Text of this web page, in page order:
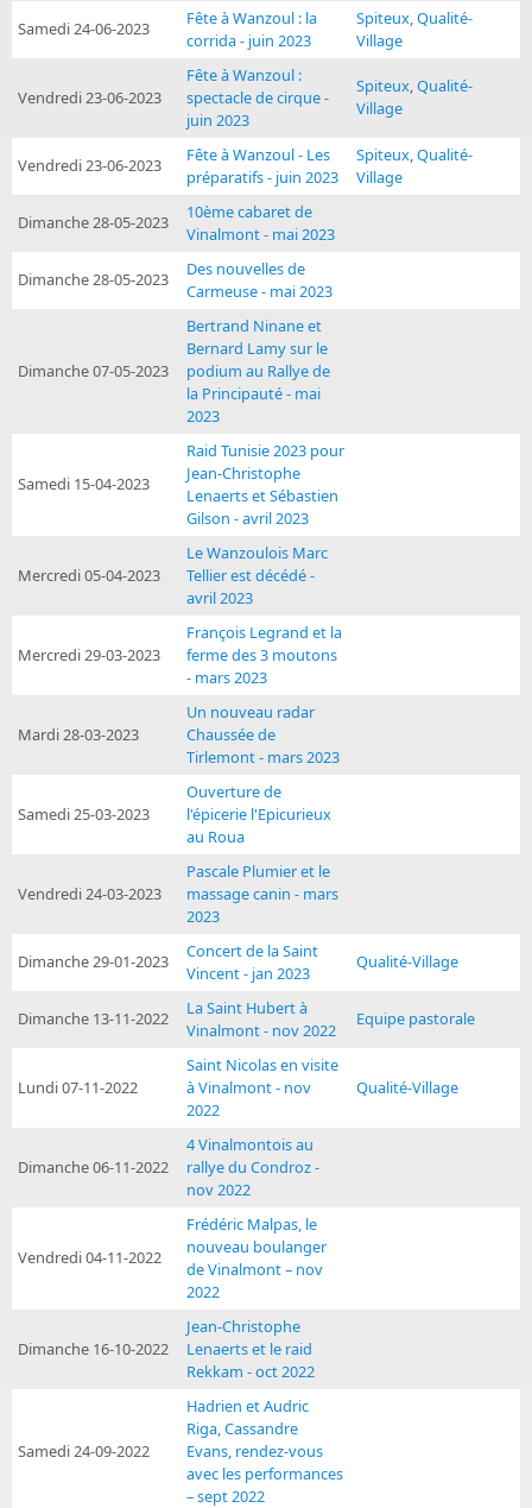
Samedi 24-06-2023
Fête à Wanzoul : la
corrida - juin 2023
Spiteux,Qualité-
Village
Vendredi 23-06-2023
Fête à Wanzoul :
spectacle de cirque -
juin 2023
Spiteux,Qualité-
Village
Vendredi 23-06-2023
Fête à Wanzoul - Les
préparatifs - juin 2023
Spiteux,Qualité-
Village
Dimanche 28-05-2023
10ème cabaret de
Vinalmont - mai 2023
Dimanche 28-05-2023
Des nouvelles de
Carmeuse - mai 2023
Dimanche 07-05-2023
Bertrand Ninane et
Bernard Lamy sur le
podium au Rallye de
la Principauté - mai
2023
Samedi 15-04-2023
Raid Tunisie 2023 pour
Jean-Christophe
Lenaerts et Sébastien
Gilson - avril 2023
Mercredi 05-04-2023
Le Wanzoulois Marc
Tellier est décédé -
avril 2023
Mercredi 29-03-2023
François Legrand et la
ferme des 3 moutons
- mars 2023
Mardi 28-03-2023
Un nouveau radar
Chaussée de
Tirlemont - mars 2023
Samedi 25-03-2023
Ouverture de
l'épicerie l'Epicurieux
au Roua
Vendredi 24-03-2023
Pascale Plumier et le
massage canin - mars
2023
Dimanche 29-01-2023
Concert de la Saint
Vincent - jan 2023
Qualité-Village
Dimanche 13-11-2022
La Saint Hubert à
Vinalmont - nov 2022
Equipe pastorale
Lundi 07-11-2022
Saint Nicolas en visite
à Vinalmont - nov
2022
Qualité-Village
Dimanche 06-11-2022
4 Vinalmontois au
rallye du Condroz -
nov 2022
Vendredi 04-11-2022
Frédéric Malpas, le
nouveau boulanger
de Vinalmont – nov
2022
Dimanche 16-10-2022
Jean-Christophe
Lenaerts et le raid
Rekkam - oct 2022
Samedi 24-09-2022
Hadrien et Audric
Riga, Cassandre
Evans, rendez-vous
avec les performances
– sept 2022